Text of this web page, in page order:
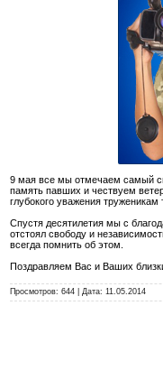
9 мая все мы отмечаем самый
память павших и чествуем
глубокого уважения
Спустя десятилетия мы с
отстоял свободу и
всегда помнить об этом.
Поздравляем Вас и Ваших
Просмотров: 644 Дата: 11.05.2014